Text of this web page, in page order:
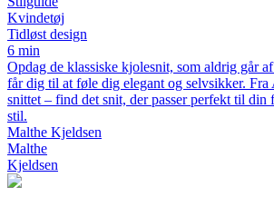
Kvindetøj
Tidløst design
6 min
Opdag de klassiske kjolesnit, som aldrig går
får dig til at føle dig elegant og selvsikker.
snittet – find det snit, der passer perfekt til din
stil.
Malthe Kjeldsen
Malthe
Kjeldsen